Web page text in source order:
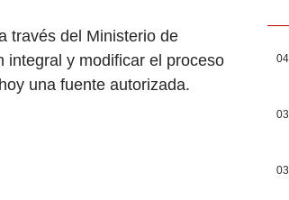
través del Ministerio de
integral y modificar el proceso
una fuente autorizada.